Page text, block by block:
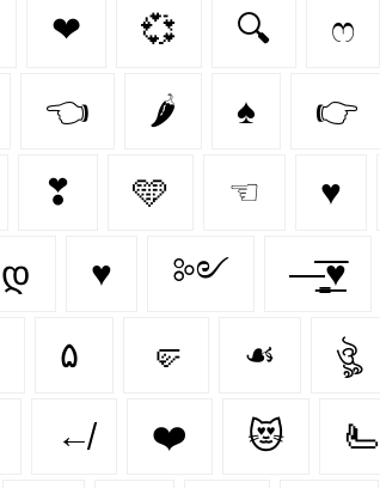
❤︎ 💞 🔍 ෆ
👈 🌶️ ♠ 👉
❣ 🩵 ☜ ♥
დ ♥︎ ༻ —̳͟͞͞♥
۵ 🤛 ☙ ঔৣ
↚ ❤️ 😻 🫷